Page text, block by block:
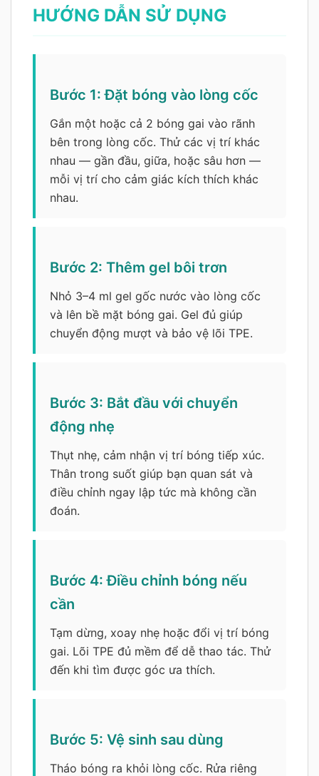
HƯỚNG DẪN SỬ DỤNG
Bước 1: Đặt bóng vào lòng cốc
Gắn một hoặc cả 2 bóng gai vào rãnh
bên trong lòng cốc. Thử các vị trí khác
nhau — gần đầu, giữa, hoặc sâu hơn —
mỗi vị trí cho cảm giác kích thích khác
nhau.
Bước 2: Thêm gel bôi trơn
Nhỏ 3–4 ml gel gốc nước vào lòng cốc
và lên bề mặt bóng gai. Gel đủ giúp
chuyển động mượt và bảo vệ lõi TPE.
Bước 3: Bắt đầu với chuyển
động nhẹ
Thụt nhẹ, cảm nhận vị trí bóng tiếp xúc.
Thân trong suốt giúp bạn quan sát và
điều chỉnh ngay lập tức mà không cần
đoán.
Bước 4: Điều chỉnh bóng nếu
cần
Tạm dừng, xoay nhẹ hoặc đổi vị trí bóng
gai. Lõi TPE đủ mềm để dễ thao tác. Thử
đến khi tìm được góc ưa thích.
Bước 5: Vệ sinh sau dùng
Tháo bóng ra khỏi lòng cốc. Rửa riêng